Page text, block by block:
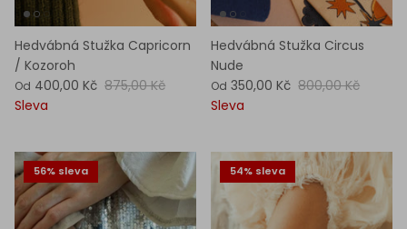
Hedvábná Stužka Capricorn
/ Kozoroh
Od 400,00 Kč 875,00 Kč
Sleva
Hedvábná Stužka Circus
Nude
Od 350,00 Kč 800,00 Kč
Sleva
56% sleva 54% sleva